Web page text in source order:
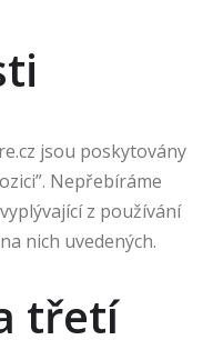
jsou poskytovány
Nepřebíráme
z používání
nich uvedených.
třetí